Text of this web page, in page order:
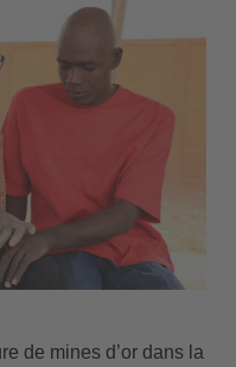
de mines d’or dans la